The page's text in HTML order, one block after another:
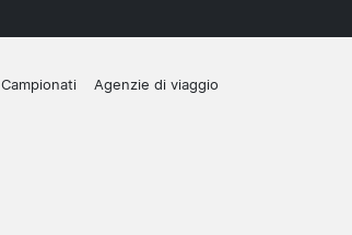
Campionati Agenzie di viaggio